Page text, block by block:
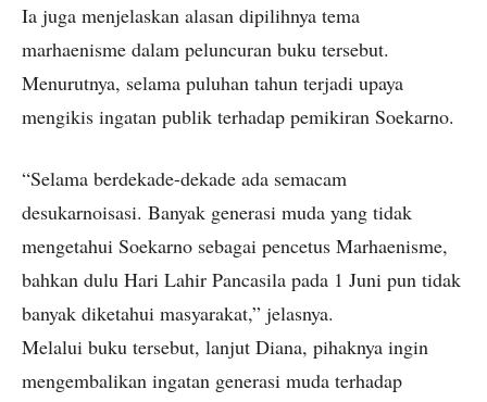
Ia juga menjelaskan alasan dipilihnya tema
marhaenisme dalam peluncuran buku tersebut.
Menurutnya, selama puluhan tahun terjadi upaya
mengikis ingatan publik terhadap pemikiran Soekarno.
“Selama berdekade-dekade ada semacam
desukarnoisasi. Banyak generasi muda yang tidak
mengetahui Soekarno sebagai pencetus Marhaenisme,
bahkan dulu Hari Lahir Pancasila pada 1 Juni pun tidak
banyak diketahui masyarakat,” jelasnya.
Melalui buku tersebut, lanjut Diana, pihaknya ingin
mengembalikan ingatan generasi muda terhadap